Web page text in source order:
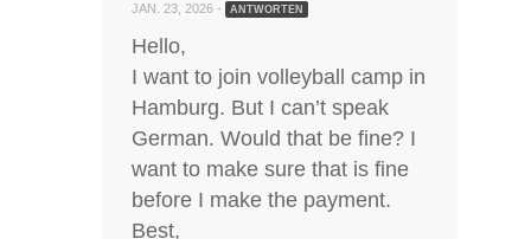
JAN. 23, 2026 - ANTWORTEN
Hello,
I want to join volleyball camp in
Hamburg. But I can’t speak
German. Would that be fine? I
want to make sure that is fine
before I make the payment.
Best,